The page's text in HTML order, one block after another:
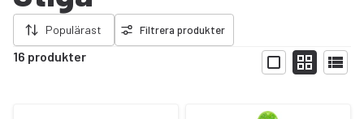
Populärast Filtrera produkter
16 produkter
Visa
filter